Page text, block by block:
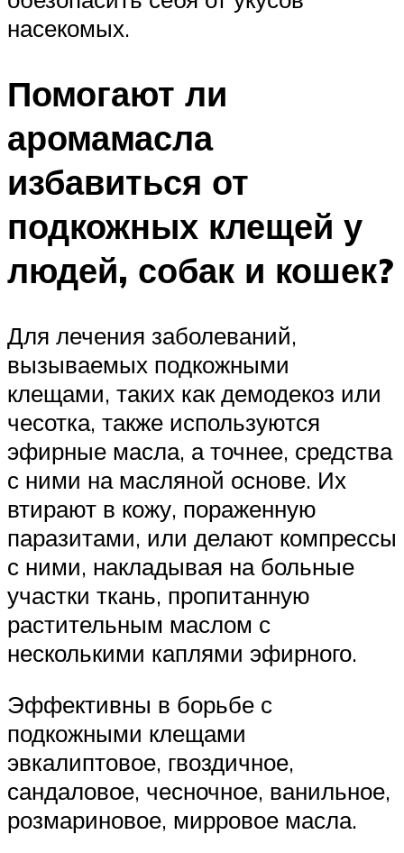
насекомых.
Помогают ли
аромамасла
избавиться от
подкожных клещей у
людей, собак и кошек?
Для лечения заболеваний,
вызываемых подкожными
клещами, таких как демодекоз или
чесотка, также используются
эфирные масла, а точнее, средства
с ними на масляной основе. Их
втирают в кожу, пораженную
паразитами, или делают компрессы
с ними, накладывая на больные
участки ткань, пропитанную
растительным маслом с
несколькими каплями эфирного.
Эффективны в борьбе с
подкожными клещами
эвкалиптовое, гвоздичное,
сандаловое, чесночное, ванильное,
розмариновое, мирровое масла.